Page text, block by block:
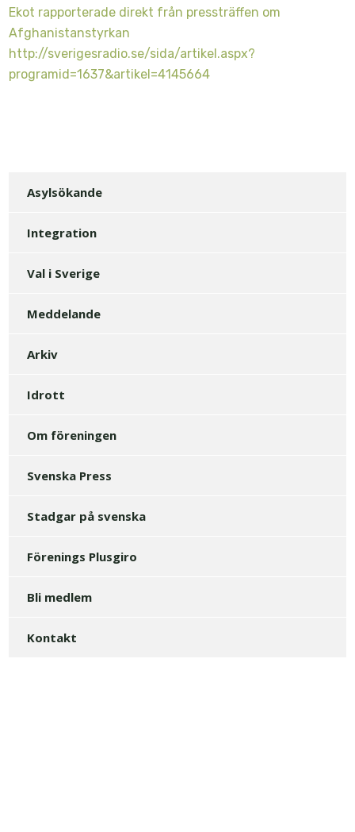
Ekot rapporterade direkt från pressträffen om
Afghanistanstyrkan
http://sverigesradio.se/sida/artikel.aspx?
programid=1637&artikel=4145664
Asylsökande
Integration
Val i Sverige
Meddelande
Arkiv
Idrott
Om föreningen
Svenska Press
Stadgar på svenska
Förenings Plusgiro
Bli medlem
Kontakt